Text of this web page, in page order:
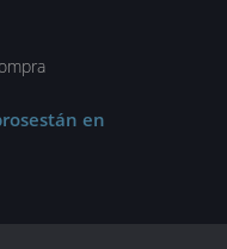
están en